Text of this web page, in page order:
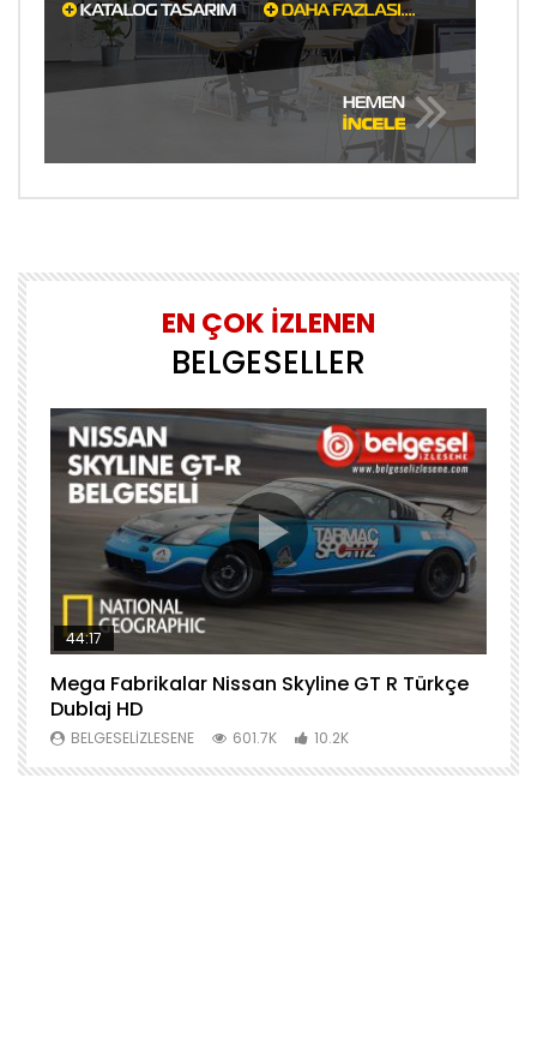
EN ÇOK İZLENEN
BELGESELLER
44:17
Mega Fabrikalar Nissan Skyline GT R Türkçe
Dublaj HD
BELGESELIZLESENE 601.7K 10.2K